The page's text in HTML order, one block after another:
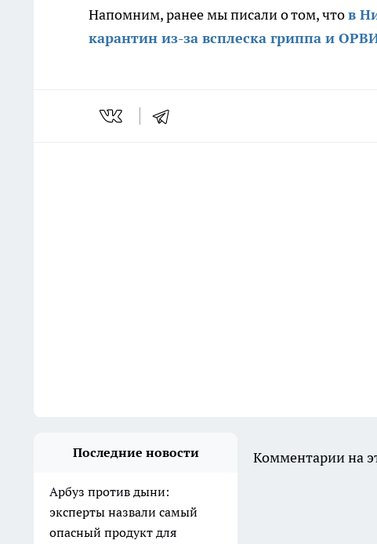
Напомним, ранее мы писали о том, чтов
карантин из-за всплеска гриппа и
Последние новости
Арбуз против дыни:
эксперты назвали самый
опасный продукт для
Комментарии на